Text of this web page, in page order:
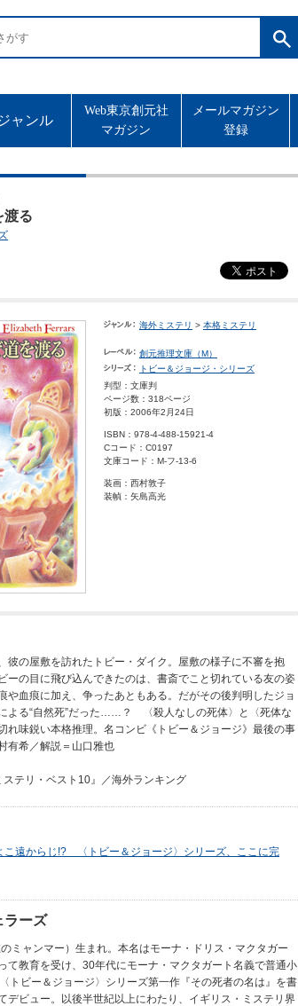
ャンル
Web東京創元社
マガジン
メールマガジン
登録
渡る
海外ミステリ > 本格ミステリ
創元推理文庫（M）
トビー＆ジョージ・シリーズ
判型：文庫判
ページ数：318ページ
初版：2006年2月24日
ISBN：978-4-488-15921-4
Cコード：C0197
文庫コード：M-フ-13-6
装画：西村敦子
装幀：矢島高光
彼の屋敷を訪れたトビー・ダイク。屋敷の様子に不審を抱
ーの目に飛び込んできたのは、書斎でこと切れている友の姿
や血痕に加え、争ったあともある。だがその後判明したジョ
よる“自然死”だった……？ 〈殺人なしの死体〉と〈死体な
れ味鋭い本格推理。名コンビ《トビー＆ジョージ》最後の事
有希／解説＝山口雅也
ステリ・ベスト10』／海外ランキング
こ遠からじ!? 〈トビー＆ジョージ〉シリーズ、ここに完
ラーズ
ミャンマー）生まれ。本名はモーナ・ドリス・マクタガー
て教育を受け、30年代にモーナ・マクタガート名義で普通小
トビー＆ジョージ〉シリーズ第一作『その死者の名は』を書
デビュー。以後半世紀以上にわたり、イギリス・ミステリ界